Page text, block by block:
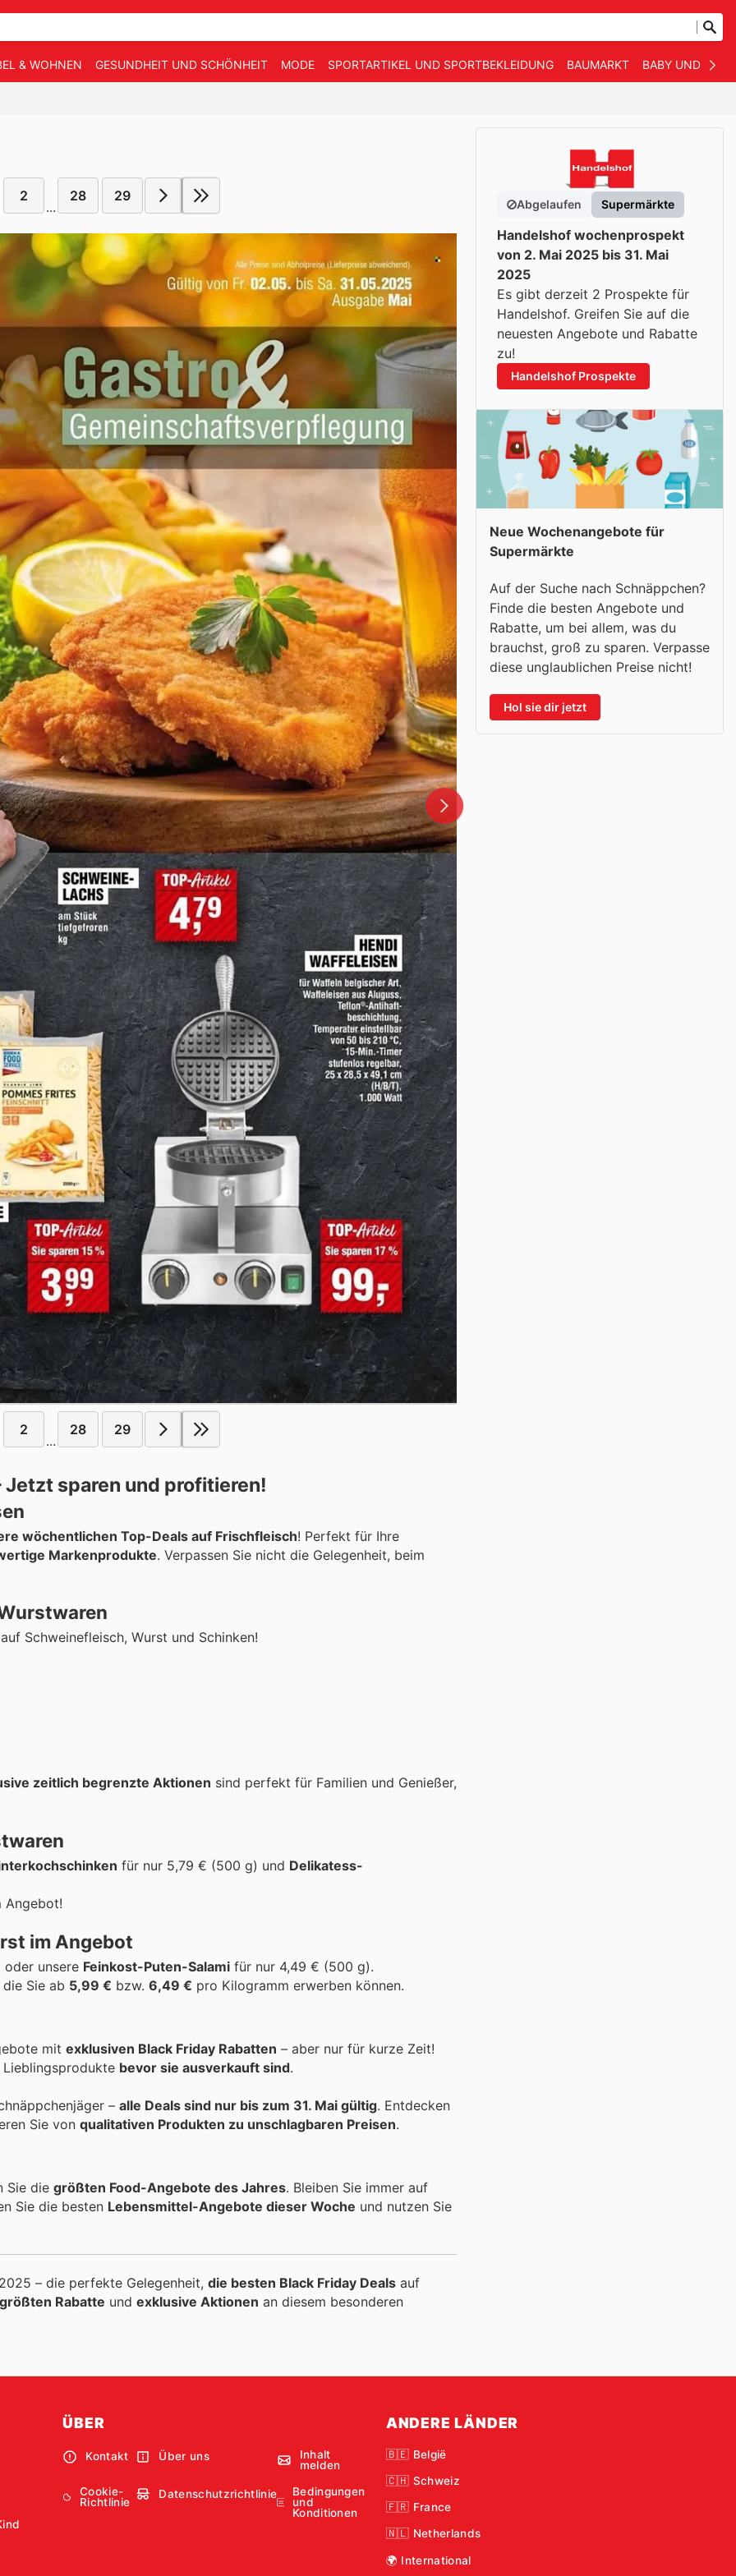
& WOHNEN GESUNDHEIT UND SCHÖNHEIT MODE SPORTARTIKEL UND SPORTBEKLEIDUNG BAUMARKT BABY UND KIND
2
...
28 29
2
...
28 29
sparen und profitieren!
wöchentlichen Top-Deals auf Frischfleisch! Perfekt für Ihre
Markenprodukte. Verpassen Sie nicht die Gelegenheit, beim
Schweinefleisch, Wurst und Schinken!
zeitlich begrenzte Aktionen sind perfekt für Familien und Genießer,
für nur 5,79 € (500 g) und Delikatess-
Angebot!
im Angebot
unsere Feinkost-Puten-Salami für nur 4,49 € (500 g).
die Sie ab 5,99 € bzw. 6,49 € pro Kilogramm erwerben können.
mit exklusiven Black Friday Rabatten – aber nur für kurze Zeit!
bevor sie ausverkauft sind.
– alle Deals sind nur bis zum 31. Mai gültig. Entdecken
Sie von qualitativen Produkten zu unschlagbaren Preisen.
Sie die größten Food-Angebote des Jahres. Bleiben Sie immer auf
Sie die besten Lebensmittel-Angebote dieser Woche und nutzen Sie
– die perfekte Gelegenheit, die besten Black Friday Deals auf
größten Rabatte und exklusive Aktionen an diesem besonderen
Abgelaufen Supermärkte
Handelshof wochenprospekt
von 2. Mai 2025 bis 31. Mai
2025
Es gibt derzeit 2 Prospekte für
Handelshof. Greifen Sie auf die
neuesten Angebote und Rabatte
zu!
Handelshof Prospekte
Neue Wochenangebote für
Supermärkte
Auf der Suche nach Schnäppchen?
Finde die besten Angebote und
Rabatte, um bei allem, was du
brauchst, groß zu sparen. Verpasse
diese unglaublichen Preise nicht!
Hol sie dir jetzt
ÜBER
Kontakt Über uns
Inhalt
melden
Cookie-
Richtlinie
Datenschutzrichtlinie
Bedingungen
und
Konditionen
ANDERE LÄNDER
🇧🇪 België
🇨🇭 Schweiz
🇫🇷 France
🇳🇱 Netherlands
🌍 International